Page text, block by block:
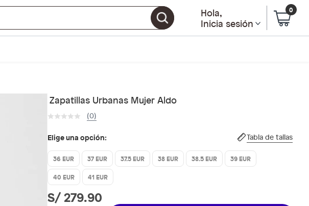
e
B
Hola,
Inicia sesión
0
Zapatillas Urbanas Mujer Aldo
(0)
Elige una opción: Tabla de tallas
36 EUR 37 EUR 37.5 EUR 38 EUR 38.5 EUR
39 EUR
40 EUR
41 EUR
S/ 279.90